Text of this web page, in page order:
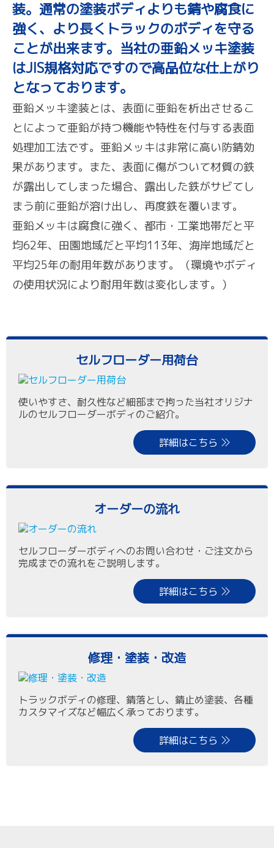
装。通常の塗装ボディよりも錆や腐食に
強く、より長くトラックのボディを守る
ことが出来ます。当社の亜鉛メッキ塗装
はJIS規格対応ですので高品位な仕上がり
となっております。
亜鉛メッキ塗装とは、表面に亜鉛を析出させるこ
とによって亜鉛が持つ機能や特性を付与する表面
処理加工法です。亜鉛メッキは非常に高い防錆効
果があります。また、表面に傷がついて材質の鉄
が露出してしまった場合、露出した鉄がサビてし
まう前に亜鉛が溶け出し、再度鉄を覆います。
亜鉛メッキは腐食に強く、都市・工業地帯だと平
均62年、田園地域だと平均113年、海岸地域だと
平均25年の耐用年数があります。（環境やボディ
の使用状況により耐用年数は変化します。）
セルフローダー用荷台
使いやすさ、耐久性など細部まで拘った当社オリジナ
ルのセルフローダーボディのご紹介。
詳細はこちら
オーダーの流れ
セルフローダーボディへのお問い合わせ・ご注文から
完成までの流れをご説明します。
詳細はこちら
修理・塗装・改造
トラックボディの修理、錆落とし、錆止め塗装、各種
カスタマイズなど幅広く承っております。
詳細はこちら